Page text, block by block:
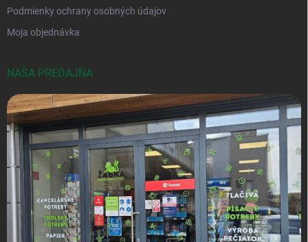
Podmienky ochrany osobných údajov
Moja objednávka
NAŠA PREDAJŇA